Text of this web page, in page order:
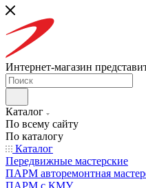
Интернет-магазин
Каталог
По всему сайту
По каталогу
Каталог
Передвижные мастерские
ПАРМ авторемонтная
ПАРМ с КМУ